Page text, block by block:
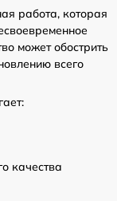
работа, которая
может обострить
всего
качества